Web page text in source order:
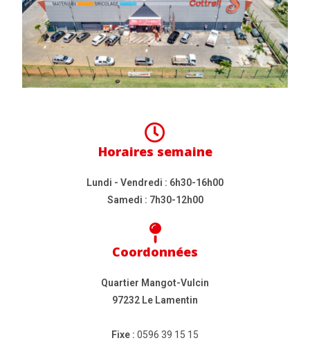
Horaires semaine
Lundi - Vendredi : 6h30-16h00
Samedi : 7h30-12h00
Coordonnées
Quartier Mangot-Vulcin
97232 Le Lamentin
Fixe : 0596 39 15 15